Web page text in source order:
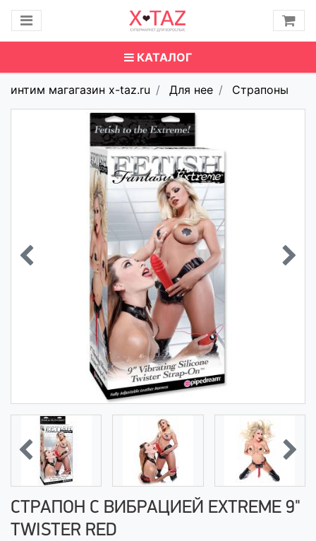
КАТАЛОГ
интим магагазин x-taz.ru Для нее Страпоны
СТРАПОН С ВИБРАЦИЕЙ EXTREME 9"
TWISTER RED